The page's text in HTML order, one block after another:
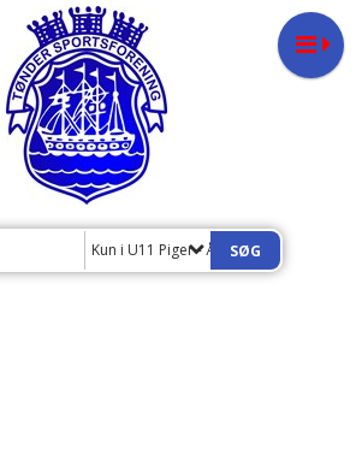
Kun i U11 Piger - Årgang 2016